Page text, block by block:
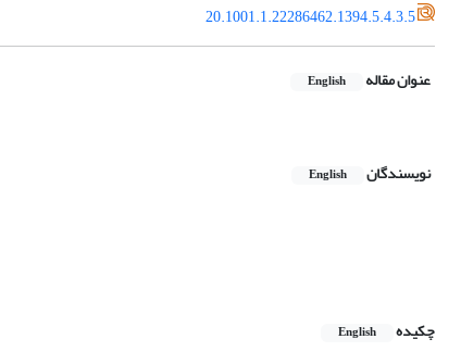
20.1001.1.22286462.1394.5.4.3.5
عنوان مقاله English
نویسندگان English
چکیده
English